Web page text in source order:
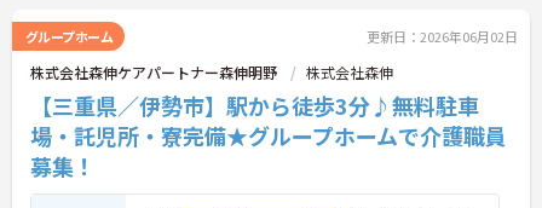
グループホーム 更新日：2026年06月02日
株式会社森伸ケアパートナー森伸明野 株式会社森伸
【三重県／伊勢市】駅から徒歩3分♪無料駐車
場・託児所・寮完備★グループホームで介護職員
募集！